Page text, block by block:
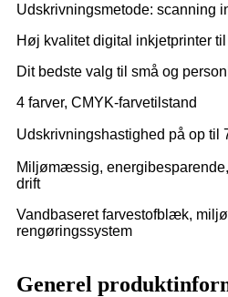
Udskrivningsmetode: scanning
Høj kvalitet digital inkjetprinter
Dit bedste valg til små og
4 farver, CMYK-farvetilstand
Udskrivningshastighed på op til
Miljømæssig,
drift
Vandbaseret farvestofblæk,
rengøringssystem
Generel